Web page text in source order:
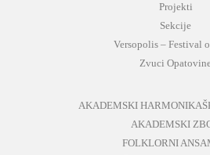
Projekti
Sekcije
Versopolis – Festival
Zvuci
AKADEMSKI
AKADEMSKI
FOLKLORNI